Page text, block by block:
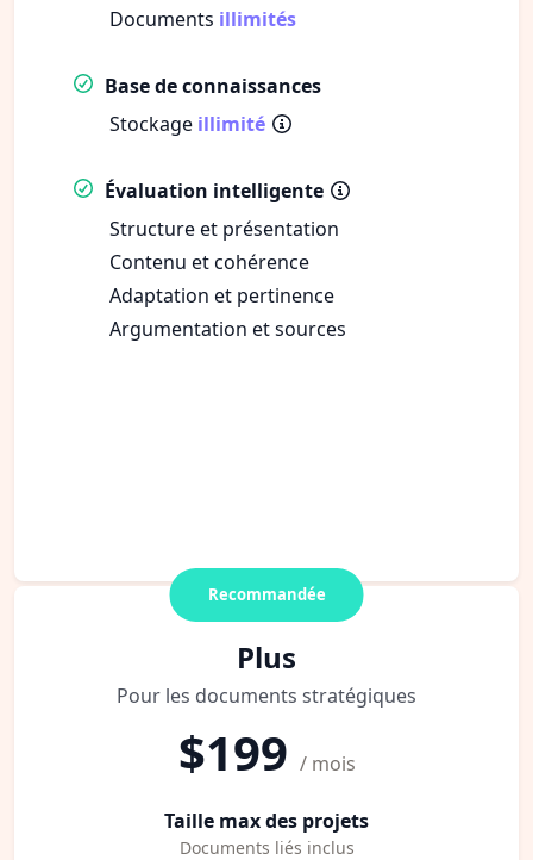
Documents illimités
Base de connaissances
Stockage illimité
Évaluation intelligente
Structure et présentation
Contenu et cohérence
Adaptation et pertinence
Argumentation et sources
Recommandée
Plus
Pour les documents stratégiques
$199 / mois
Taille max des projets
Documents liés inclus